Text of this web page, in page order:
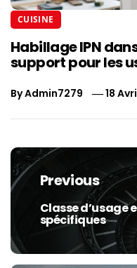
CUISINE
Habillage IPN
support pour les
ByAdmin7279 18
Navigation
de
l’article
Previous
Previous
post:
Classe d’usage
spécifiques